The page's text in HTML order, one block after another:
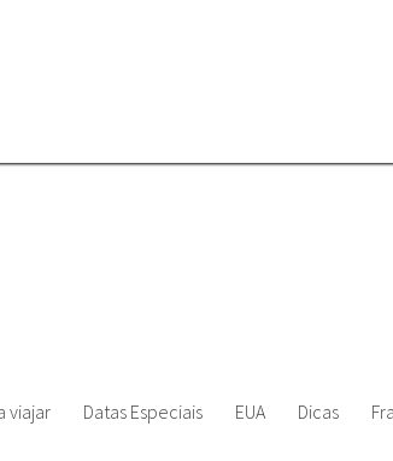
viajar Datas Especiais EUA Dicas